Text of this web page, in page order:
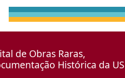
de Obras Raras,
Histórica da